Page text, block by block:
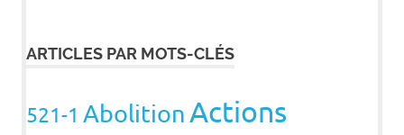
ARTICLES PAR MOTS-CLÉS
521-1 AbolitionActions